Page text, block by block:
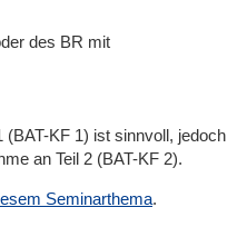
des BR mit
(BAT-KF 1) ist sinnvoll, jedoch
an Teil 2 (BAT-KF 2).
Seminarthema.